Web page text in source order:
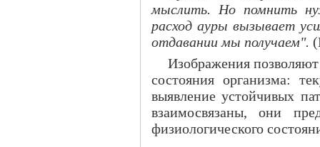
мыслить. Но помнить
расход ауры вызывает
отдавании мы получаем".
Изображения
состояния организма:
выявление устойчивых
взаимосвязаны, они
физиологического